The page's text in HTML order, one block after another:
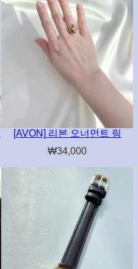
[AVON] 리본 오너먼트 링
₩34,000